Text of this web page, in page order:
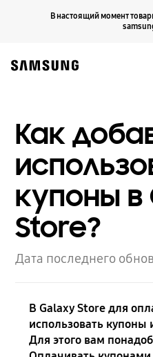
В настоящий момент
Как
купоны
Store?
Дата последнего
В Galaxy Store для
использовать
Для этого вам